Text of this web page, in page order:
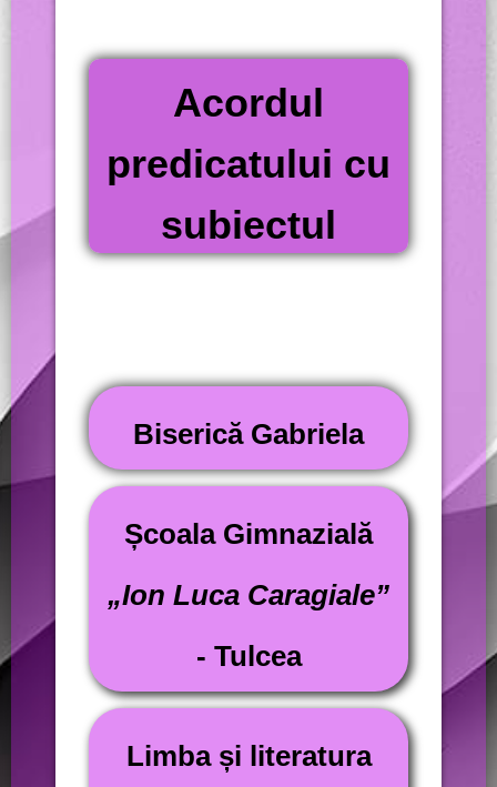
Acordul
predicatului cu
subiectul
Biserică Gabriela
Școala Gimnazială
„Ion Luca Caragiale”
- Tulcea
Limba și literatura